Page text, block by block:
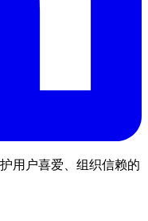
用户喜爱、组织信赖的